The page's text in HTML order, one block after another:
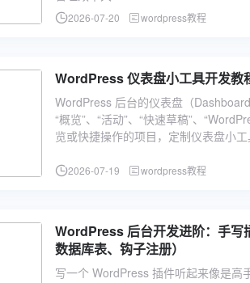
2026-07-20 wordpress教程
WordPress 仪表盘小工具开发教
WordPress 后台的仪表盘（
“概览”、“活动”、“快速草稿”、
览或快捷操作的项目，定制仪表盘小
2026-07-19 wordpress教程
WordPress 后台开发进阶：手写
数据库表、钩子注册）
写一个 WordPress 插件听起来像是高